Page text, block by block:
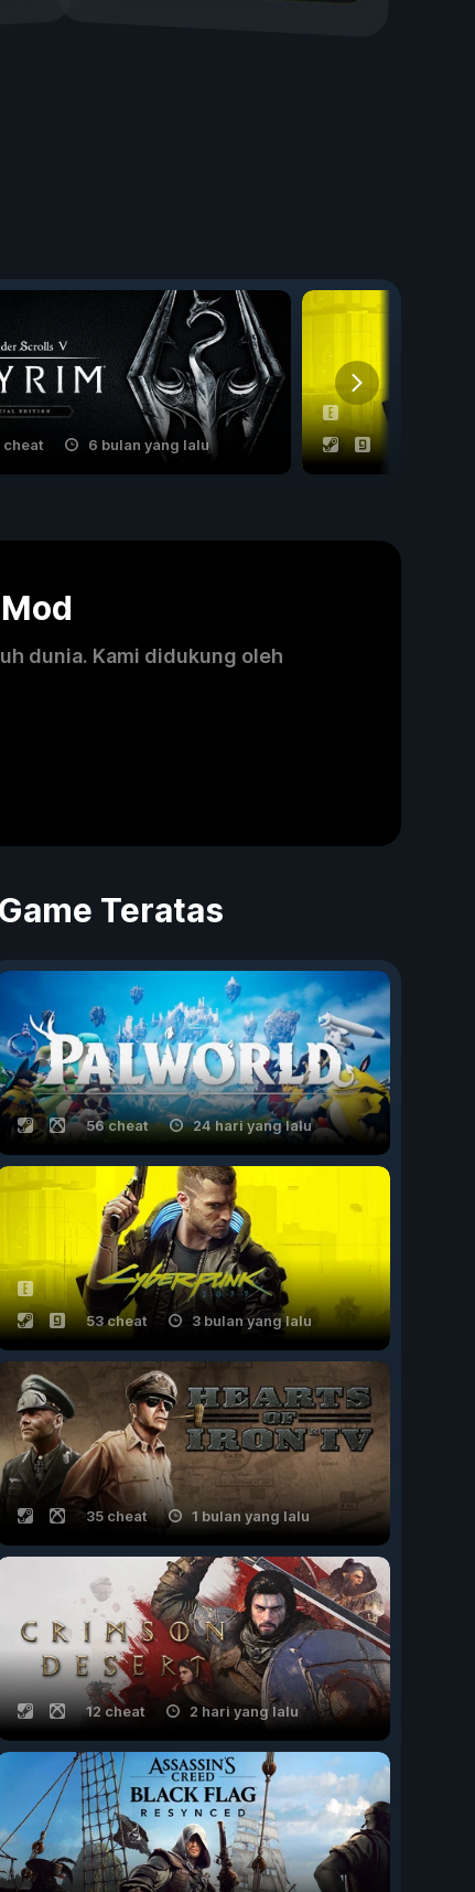
cheat 6 bulan yang lalu
dunia. Kami didukung oleh
Game Teratas
56 cheat 24 hari yang lalu
53 cheat 3 bulan yang lalu
35 cheat 1 bulan yang lalu
12 cheat 2 hari yang lalu